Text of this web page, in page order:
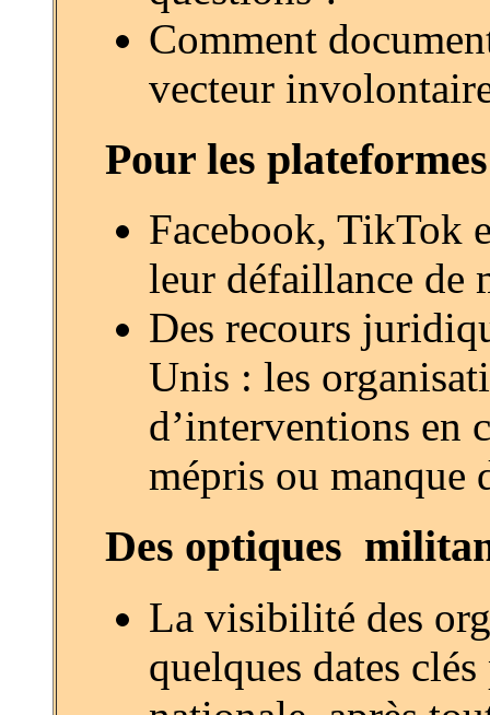
Comment
vecteur
Pour les
Facebook, TikTok
leur défaillance de
Des recours
Unis : les
d’interventions en
mépris ou manque
Des optiques
La visibilité des
quelques dates